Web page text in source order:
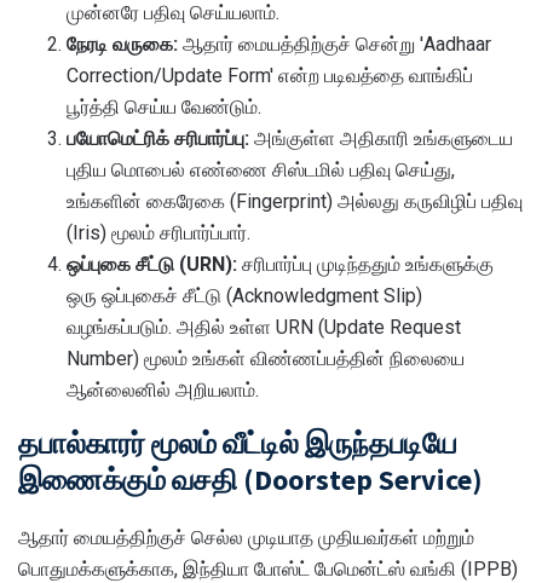
முன்னரே பதிவு செய்யலாம்.
நேரடி வருகை: ஆதார் மையத்திற்குச் சென்று 'Aadhaar
Correction/Update Form' என்ற படிவத்தை வாங்கிப்
பூர்த்தி செய்ய வேண்டும்.
பயோமெட்ரிக் சரிபார்ப்பு: அங்குள்ள அதிகாரி உங்களுடைய
புதிய மொபைல் எண்ணை சிஸ்டமில் பதிவு செய்து,
உங்களின் கைரேகை (Fingerprint) அல்லது கருவிழிப் பதிவு
(Iris) மூலம் சரிபார்ப்பார்.
ஒப்புகை சீட்டு (URN): சரிபார்ப்பு முடிந்ததும் உங்களுக்கு
ஒரு ஒப்புகைச் சீட்டு (Acknowledgment Slip)
வழங்கப்படும். அதில் உள்ள URN (Update Request
Number) மூலம் உங்கள் விண்ணப்பத்தின் நிலையை
ஆன்லைனில் அறியலாம்.
தபால்காரர் மூலம் வீட்டில் இருந்தபடியே
இணைக்கும் வசதி (Doorstep Service)
ஆதார் மையத்திற்குச் செல்ல முடியாத முதியவர்கள் மற்றும்
பொதுமக்களுக்காக, இந்தியா போஸ்ட் பேமென்ட்ஸ் வங்கி (IPPB)